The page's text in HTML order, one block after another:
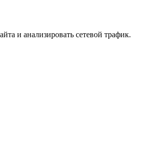
и анализировать сетевой трафик.